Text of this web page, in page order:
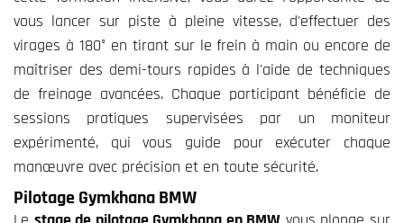
vous lancer sur piste à pleine vitesse, d'effectuer des
virages à 180° en tirant sur le frein à main ou encore de
maîtriser des demi-tours rapides à l'aide de techniques
de freinage avancées. Chaque participant bénéficie de
sessions pratiques supervisées par un moniteur
expérimenté, qui vous guide pour exécuter chaque
manœuvre avec précision et en toute sécurité.
Pilotage Gymkhana BMW